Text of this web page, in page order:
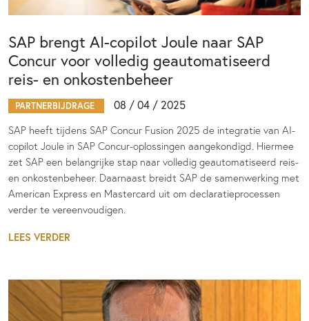
SAP brengt AI-copilot Joule naar SAP
Concur voor volledig geautomatiseerd
reis- en onkostenbeheer
PARTNERBIJDRAGE 08 / 04 / 2025
SAP heeft tijdens SAP Concur Fusion 2025 de integratie van AI-
copilot Joule in SAP Concur-oplossingen aangekondigd. Hiermee
zet SAP een belangrijke stap naar volledig geautomatiseerd reis-
en onkostenbeheer. Daarnaast breidt SAP de samenwerking met
American Express en Mastercard uit om declaratieprocessen
verder te vereenvoudigen.
LEES VERDER